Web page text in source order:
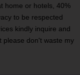
home or hotels, 40%
to be respected
kindly inquire and
please don't waste my